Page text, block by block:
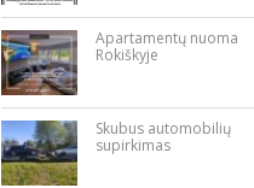
Apartamentų nuoma
Rokiškyje
Skubus automobilių
supirkimas